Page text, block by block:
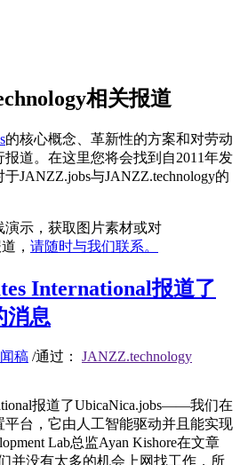
相关报道
的核心概念、革新性的方案和对劳动
道。在这里您将会找到自2011年发
JANZZ.jobs与JANZZ.technology的
示，获取图片素材或对
， 请随时与我们联系。
International报道了
消息
稿 /通过： JANZZ.technology
报道了UbicaNica.jobs——我们在
平台，它由人工智能驱动并且能实现
Lab总监Ayan Kishore在文章
并没有太多的机会上网找工作，所